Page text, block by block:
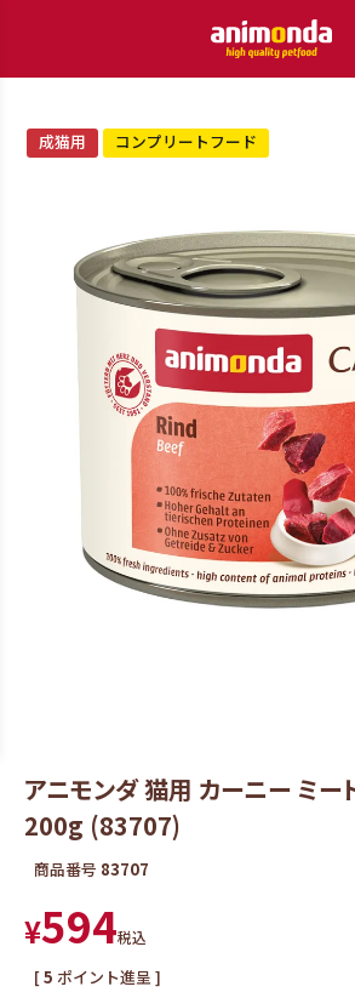
成猫用 コンプリートフード
アニモンダ 猫用 カーニー ミー
200g (83707)
商品番号 83707
¥594税込
[5 ポイント進呈 ]